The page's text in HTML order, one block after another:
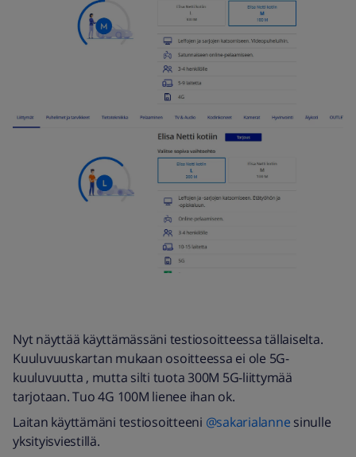
Nyt näyttää käyttämässäni testiosoitteessa tällaiselta.
Kuuluvuuskartan mukaan osoitteessa ei ole 5G-
kuuluvuutta , mutta silti tuota 300M 5G-liittymää
tarjotaan. Tuo 4G 100M lienee ihan ok.
Laitan käyttämäni testiosoitteeni @sakarialanne sinulle
yksityisviestillä.